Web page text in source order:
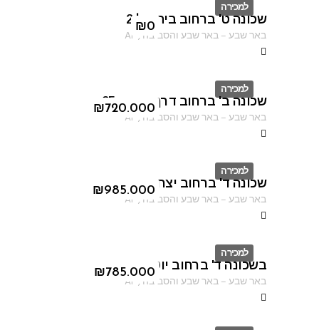
למכירה
ID
₪0
שכונה ט' ברחוב בית אל 2
באר שבע–באר שבע והסביבה ,
AF
למכירה
ID
₪720.000
שכונה ב' ברחוב דרך מצדה 95
באר שבע–באר שבע והסביבה ,
AF
למכירה
ID
₪985.000
שכונה ד' ברחוב יצחק אבינו
באר שבע–באר שבע והסביבה ,
AF
למכירה
ID
₪785.000
בשכונה ד' ברחוב יוטבתה
באר שבע–באר שבע והסביבה ,
AF